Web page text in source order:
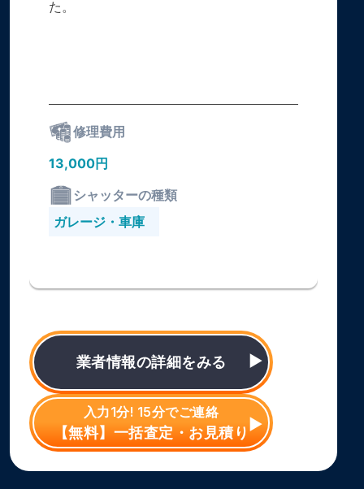
た。
修理費用
13,000円
シャッターの種類
ガレージ・車庫
業者情報の詳細をみる
入力1分! 15分でご連絡
【無料】一括査定・お見積り